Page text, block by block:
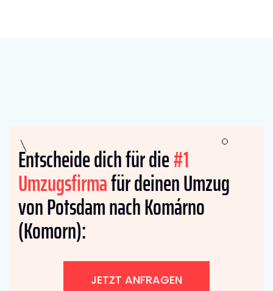
Entscheide dich für die#1
Umzugsfirmafür deinen Umzug
von Potsdam nach Komárno
(Komorn):
JETZT ANFRAGEN